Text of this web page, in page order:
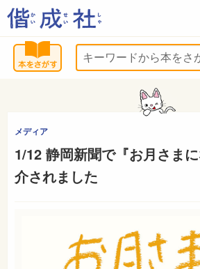
メディア
1/12 静岡新聞で『お月さま
介されました